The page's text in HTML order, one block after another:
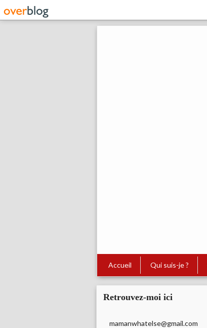
Accueil Qui suis-je ?
Retrouvez-moi ici
mamanwhatelse@gmail.com